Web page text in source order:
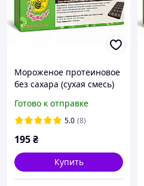
Мороженое протеиновое
без сахара (сухая смесь)
гГотово к отправке
5.0 (8)
195₴
Купить